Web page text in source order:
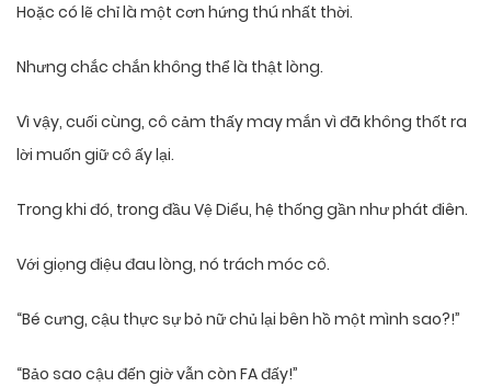
Hoặc có lẽ chỉ là một cơn hứng thú nhất thời.
Nhưng chắc chắn không thể là thật lòng.
Vì vậy, cuối cùng, cô cảm thấy may mắn vì đã không thốt ra
lời muốn giữ cô ấy lại.
Trong khi đó, trong đầu Vệ Diểu, hệ thống gần như phát điên.
Với giọng điệu đau lòng, nó trách móc cô.
“Bé cưng, cậu thực sự bỏ nữ chủ lại bên hồ một mình sao?!”
“Bảo sao cậu đến giờ vẫn còn FA đấy!”